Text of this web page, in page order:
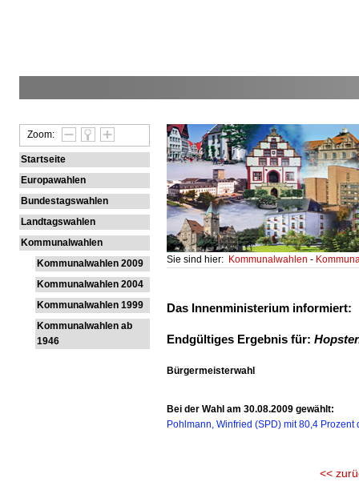
Zoom:
Startseite
Europawahlen
Bundestagswahlen
Landtagswahlen
Kommunalwahlen
Kommunalwahlen 2009
Kommunalwahlen 2004
Kommunalwahlen 1999
Kommunalwahlen ab
1946
Sie sind hier: Kommunalwahlen-
Das Innenministerium informiert:
Endgültiges Ergebnis für:
Bürgermeisterwahl
Bei der Wahl am 30.08.2009 gewählt:
Pohlmann, Winfried (SPD) mit 80,4
<<